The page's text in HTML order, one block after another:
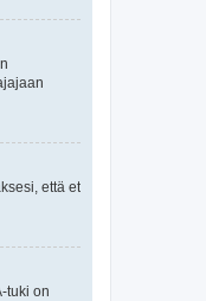
että et
tuki on